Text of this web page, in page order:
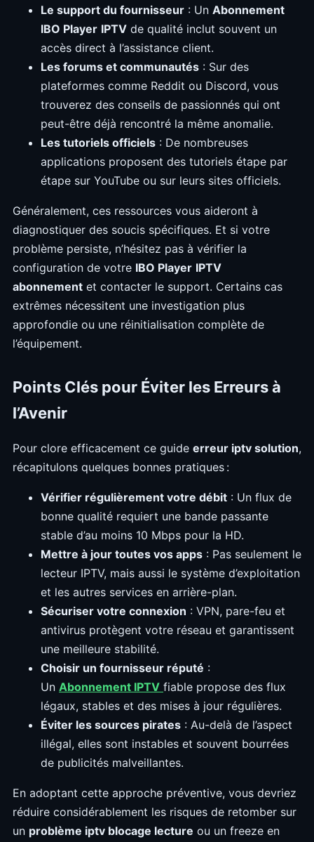
Le support du fournisseur : Un Abonnement
IBO Player IPTV de qualité inclut souvent un
accès direct à l’assistance client.
Les forums et communautés : Sur des
plateformes comme Reddit ou Discord, vous
trouverez des conseils de passionnés qui ont
peut-être déjà rencontré la même anomalie.
Les tutoriels officiels : De nombreuses
applications proposent des tutoriels étape par
étape sur YouTube ou sur leurs sites officiels.
Généralement, ces ressources vous aideront à
diagnostiquer des soucis spécifiques. Et si votre
problème persiste, n’hésitez pas à vérifier la
configuration de votre IBO Player IPTV
abonnement et contacter le support. Certains cas
extrêmes nécessitent une investigation plus
approfondie ou une réinitialisation complète de
l’équipement.
Points Clés pour Éviter les Erreurs à
l’Avenir
Pour clore efficacement ce guide erreur iptv solution,
récapitulons quelques bonnes pratiques :
Vérifier régulièrement votre débit : Un flux de
bonne qualité requiert une bande passante
stable d’au moins 10 Mbps pour la HD.
Mettre à jour toutes vos apps : Pas seulement le
lecteur IPTV, mais aussi le système d’exploitation
et les autres services en arrière-plan.
Sécuriser votre connexion : VPN, pare-feu et
antivirus protègent votre réseau et garantissent
une meilleure stabilité.
Choisir un fournisseur réputé :
Un Abonnement IPTV fiable propose des flux
légaux, stables et des mises à jour régulières.
Éviter les sources pirates : Au-delà de l’aspect
illégal, elles sont instables et souvent bourrées
de publicités malveillantes.
En adoptant cette approche préventive, vous devriez
réduire considérablement les risques de retomber sur
un problème iptv blocage lecture ou un freeze en